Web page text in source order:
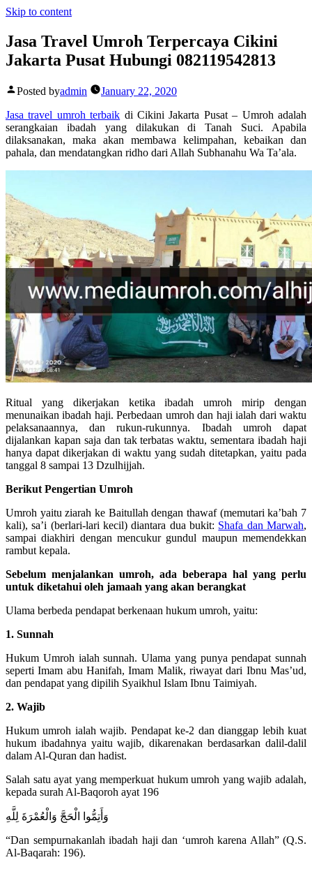
Skip to content
Jasa Travel Umroh Terpercaya Cikini
Jakarta Pusat Hubungi 082119542813
Posted byadmin
January 22, 2020
Jasa travel umroh terbaik di Cikini Jakarta Pusat – Umroh adalah
serangkaian ibadah yang dilakukan di Tanah Suci. Apabila
dilaksanakan, maka akan membawa kelimpahan, kebaikan dan
pahala, dan mendatangkan ridho dari Allah Subhanahu Wa Ta’ala.
Ritual yang dikerjakan ketika ibadah umroh mirip dengan
menunaikan ibadah haji. Perbedaan umroh dan haji ialah dari waktu
pelaksanaannya, dan rukun-rukunnya. Ibadah umroh dapat
dijalankan kapan saja dan tak terbatas waktu, sementara ibadah haji
hanya dapat dikerjakan di waktu yang sudah ditetapkan, yaitu pada
tanggal 8 sampai 13 Dzulhijjah.
Berikut Pengertian Umroh
Umroh yaitu ziarah ke Baitullah dengan thawaf (memutari ka’bah 7
kali), sa’i (berlari-lari kecil) diantara dua bukit: Shafa dan Marwah,
sampai diakhiri dengan mencukur gundul maupun memendekkan
rambut kepala.
Sebelum menjalankan umroh, ada beberapa hal yang perlu
untuk diketahui oleh jamaah yang akan berangkat
Ulama berbeda pendapat berkenaan hukum umroh, yaitu:
1. Sunnah
Hukum Umroh ialah sunnah. Ulama yang punya pendapat sunnah
seperti Imam abu Hanifah, Imam Malik, riwayat dari Ibnu Mas’ud,
dan pendapat yang dipilih Syaikhul Islam Ibnu Taimiyah.
2. Wajib
Hukum umroh ialah wajib. Pendapat ke-2 dan dianggap lebih kuat
hukum ibadahnya yaitu wajib, dikarenakan berdasarkan dalil-dalil
dalam Al-Quran dan hadist.
Salah satu ayat yang memperkuat hukum umroh yang wajib adalah,
kepada surah Al-Baqoroh ayat 196
وَأَتِمُّوا الْحَجَّ وَالْعُمْرَةَ لِلَّهِ
“Dan sempurnakanlah ibadah haji dan ‘umroh karena Allah” (Q.S.
Al-Baqarah: 196).